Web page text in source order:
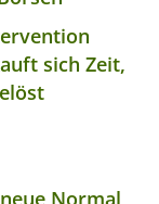
sich Zeit,
Normal